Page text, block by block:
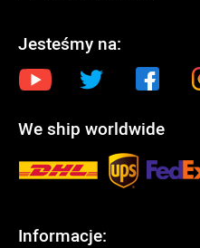
Jesteśmy na:
We ship worldwide
Informacje: